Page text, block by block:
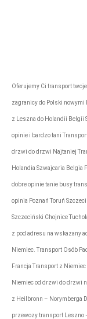
Oferujemy Ci transport
zagranicy do Polski
z Leszna do Holandii Belgii
opinie i bardzo tani
drzwi do drzwi Najtaniej
Holandia Szwajcaria Belgia
dobre opinie tanie busy
opinia Poznań Toruń
Szczeciński Chojnice
z pod adresu na wskazany
Niemiec. Transport Osób
Francja Transport z
Niemiec od drzwi do drzwi
z Heilbronn – Norymberga
przewozy transport Leszno